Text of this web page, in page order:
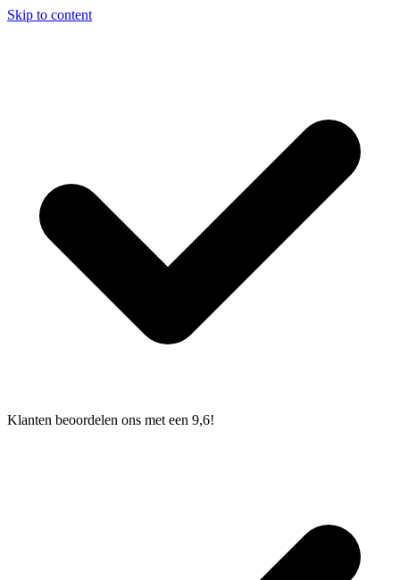
Skip to content
Klanten beoordelen ons met een 9,6!